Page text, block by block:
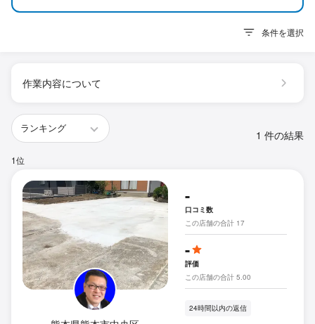
条件を選択
作業内容について
1 件の結果
1位
-
口コミ数
この店舗の合計 17
-
評価
この店舗の合計 5.00
24時間以内の返信